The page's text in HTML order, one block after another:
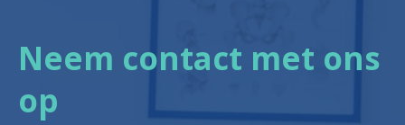
Neem contact met ons
op